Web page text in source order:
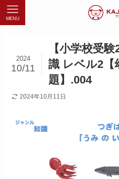
MENU
【小学校受
識 レベル2【
題】.004
2024
10/11
2024年10月11日